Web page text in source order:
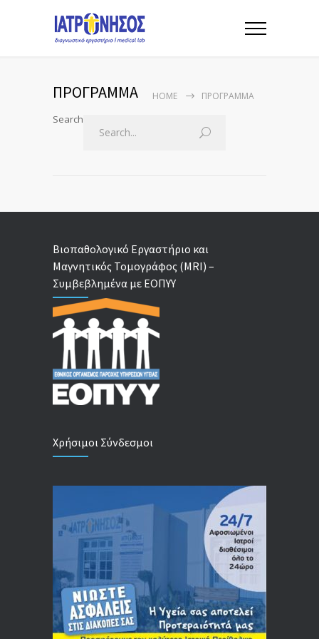
ΠΡΟΓΡΑΜΜΑ HOME ΠΡΟΓΡΑΜΜΑ
Search
Βιοπαθολογικό Εργαστήριο και
Μαγνητικός Τομογράφος (MRI) –
Συμβεβλημένα με ΕΟΠΥΥ
Χρήσιμοι Σύνδεσμοι